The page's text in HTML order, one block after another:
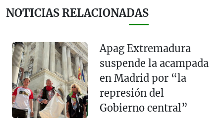
NOTICIAS RELACIONADAS
Apag Extremadura
suspende la acampada
en Madrid por “la
represión del
Gobierno central”